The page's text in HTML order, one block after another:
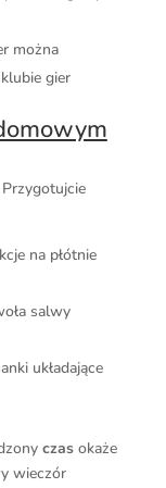
można
gier
na płótnie
salwy
układające
czasokaże
wieczór